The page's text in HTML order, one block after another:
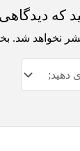
دیدگاهی
نخواهد شد.